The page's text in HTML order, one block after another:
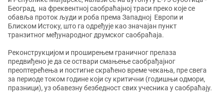
Београд, на фреквентној саобраћајној траси преко које се
обавља проток људи и роба према Западној Европи и
Блиском Истоку, што га одређује као значајан пункт
транзитног међународног друмског саобраћаја.
Реконструкцијом и проширењем граничног прелаза
предвиђено је да се оствари смањење саобрађајног
преоптерећења и постигне скраћено време чекања, пре свега
за периоде током године који су критични (годишњи одмори,
празници), уз обавезну безбедност свих учесника у саобраћају.